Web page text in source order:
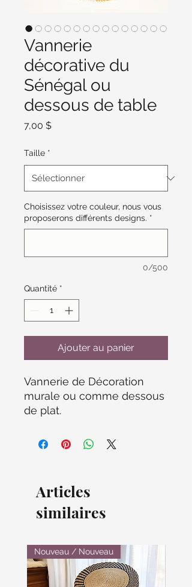
Vannerie
décorative du
Sénégal ou
dessous de table
7,00 $Prix
Taille *
Choisissez votre couleur, nous vous
proposerons différents designs. *
0/500
Quantité *
Ajouter au panier
Vannerie de Décoration
murale ou comme dessous
de plat.
Articles
similaires
Nouveau / Nouveau